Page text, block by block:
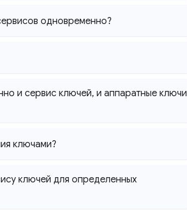
одновременно?
и сервис ключей, и аппаратные ключи
ключами?
ключей для определенных